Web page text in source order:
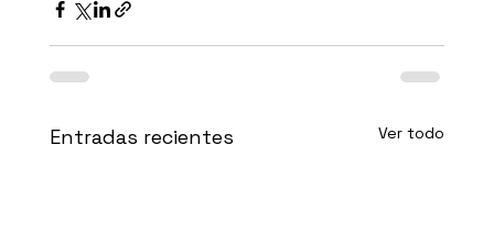
Entradas recientes Ver todo